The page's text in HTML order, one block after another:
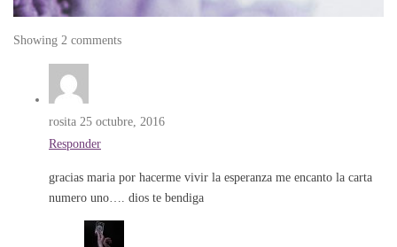
Showing 2 comments
rosita 25 octubre, 2016
Responder
gracias maria por hacerme vivir la esperanza me encanto la carta
numero uno…. dios te bendiga